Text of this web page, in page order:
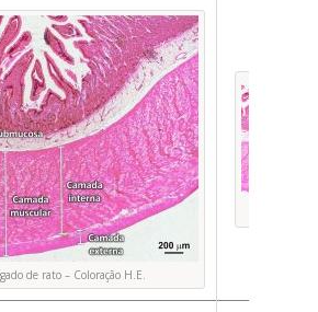
de rato – Coloração H.E.